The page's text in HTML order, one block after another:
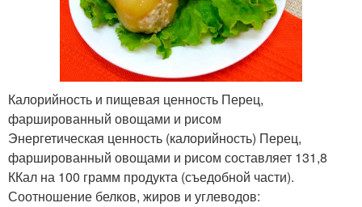
Калорийность и пищевая ценность Перец,
фаршированный овощами и рисом
Энергетическая ценность (калорийность) Перец,
фаршированный овощами и рисом составляет 131,8
ККал на 100 грамм продукта (съедобной части).
Соотношение белков, жиров и углеводов: